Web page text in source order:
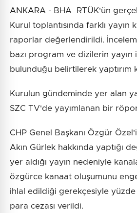
ANKARA - BHA RTÜK'ün
Kurul toplantısında farklı yayın
raporlar değerlendirildi.
bazı program ve dizilerin yayın
bulunduğu belirtilerek yaptırım
Kurulun gündeminde yer alan
SZC TV'de yayımlanan bir
CHP Genel Başkanı Özgür
Akın Gürlek hakkında yaptığı
yer aldığı yayın nedeniyle
özgürce kanaat oluşumunu
ihlal edildiği gerekçesiyle yüzde
para cezası verildi.